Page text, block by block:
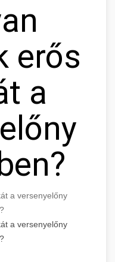
erős
a
a versenyelőny
a versenyelőny